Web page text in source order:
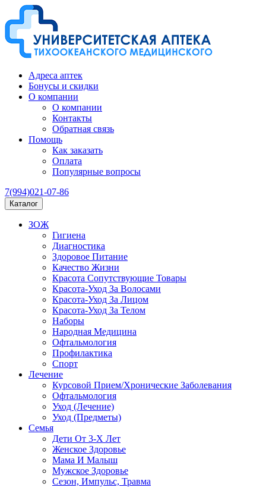
Адреса аптек
Бонусы и скидки
О компании
О компании
Контакты
Обратная связь
Помощь
Как заказать
Оплата
Популярные вопросы
7(994)021-07-86
Каталог
ЗОЖ
Гигиена
Диагностика
Здоровое Питание
Качество Жизни
Красота Сопутствующие Товары
Красота-Уход За Волосами
Красота-Уход За Лицом
Красота-Уход За Телом
Наборы
Народная Медицина
Офтальмология
Профилактика
Спорт
Лечение
Курсовой Прием/Хронические Заболевания
Офтальмология
Уход (Лечение)
Уход (Предметы)
Семья
Дети От 3-Х Лет
Женское Здоровье
Мама И Малыш
Мужское Здоровье
Сезон, Импульс, Травма